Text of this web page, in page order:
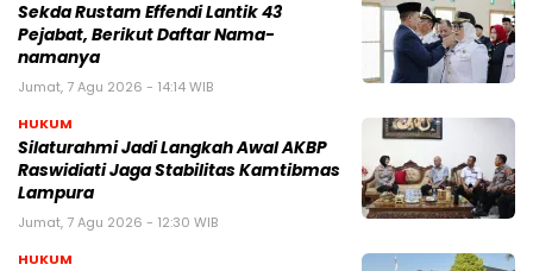
Sekda Rustam Effendi Lantik 43
Pejabat, Berikut Daftar Nama-
namanya
Jumat, 7 Agu 2026 - 14:14 WIB
HUKUM
Silaturahmi Jadi Langkah Awal AKBP
Raswidiati Jaga Stabilitas Kamtibmas
Lampura
Jumat, 7 Agu 2026 - 12:30 WIB
HUKUM